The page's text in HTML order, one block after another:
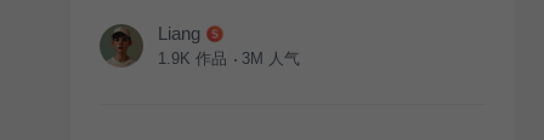
Liang
1.9K 作品 3M 人气